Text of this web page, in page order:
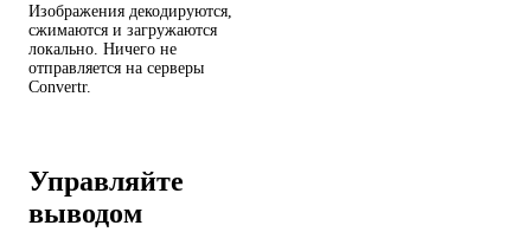
Изображения декодируются,
сжимаются и загружаются
локально. Ничего не
отправляется на серверы
Convertr.
Управляйте
выводом